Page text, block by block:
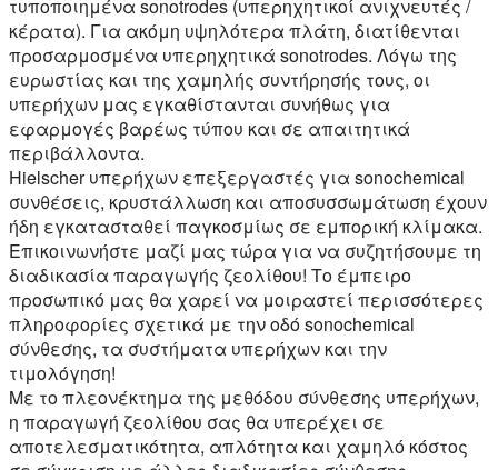
τυποποιημένα sonotrodes (υπερηχητικοί ανιχνευτές /
κέρατα). Για ακόμη υψηλότερα πλάτη, διατίθενται
προσαρμοσμένα υπερηχητικά sonotrodes. Λόγω της
ευρωστίας και της χαμηλής συντήρησής τους, οι
υπερήχων μας εγκαθίστανται συνήθως για
εφαρμογές βαρέως τύπου και σε απαιτητικά
περιβάλλοντα.
Hielscher υπερήχων επεξεργαστές για sonochemical
συνθέσεις, κρυστάλλωση και αποσυσσωμάτωση έχουν
ήδη εγκατασταθεί παγκοσμίως σε εμπορική κλίμακα.
Επικοινωνήστε μαζί μας τώρα για να συζητήσουμε τη
διαδικασία παραγωγής ζεολίθου! Το έμπειρο
προσωπικό μας θα χαρεί να μοιραστεί περισσότερες
πληροφορίες σχετικά με την οδό sonochemical
σύνθεσης, τα συστήματα υπερήχων και την
τιμολόγηση!
Με το πλεονέκτημα της μεθόδου σύνθεσης υπερήχων,
η παραγωγή ζεολίθου σας θα υπερέχει σε
αποτελεσματικότητα, απλότητα και χαμηλό κόστος